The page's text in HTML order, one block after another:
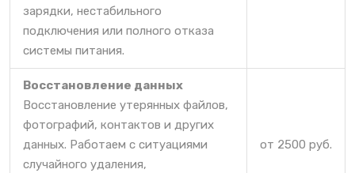
зарядки, нестабильного
подключения или полного отказа
системы питания.
Восстановление данных
Восстановление утерянных файлов,
фотографий, контактов и других
данных. Работаем с ситуациями
случайного удаления,
от 2500 руб.